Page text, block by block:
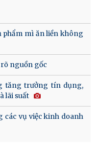
phẩm mì ăn liền không
nguồn gốc
tăng trưởng tín dụng,
lãi suất
các vụ việc kinh doanh